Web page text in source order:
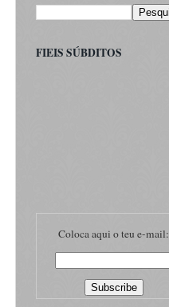
FIEIS SÚBDITOS
Coloca aqui o teu e-mail: